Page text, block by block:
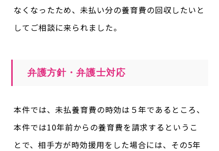
なくなったため、未払い分の養育費の回収したいと
してご相談に来られました。
弁護方針・弁護士対応
本件では、未払養育費の時効は５年であるところ、
本件では10年前からの養育費を請求するというこ
とで、相手方が時効援用をした場合には、その5年